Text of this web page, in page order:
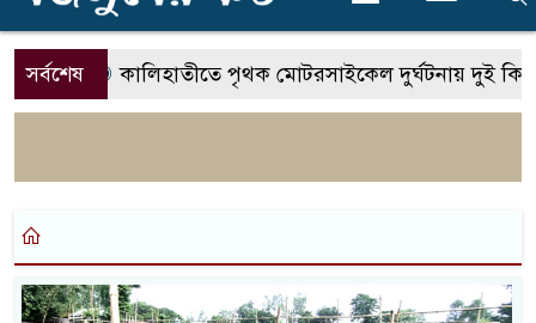
সর্বশেষ কালিহাতীতে পৃথক মোটরসাইকেল দুর্ঘটনায় দুই